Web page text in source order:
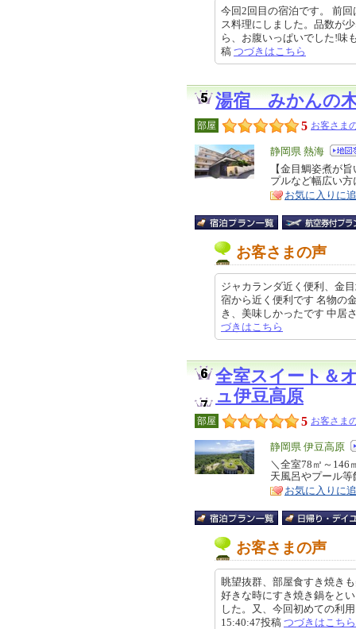
今回2回目の宿泊です。 前
ス料理にしました。品数が
ら、お腹いっぱいでした!
稿 つづきはこちら
湯宿 みかんの
部屋 5 お客さま
エ
リ
ア
静岡県 熱海
特
徴
【金目鯛姿煮が
プルなど幅広い
お気に入りに
お客さまの声
ジャカランダ近く便利、金
宿から近く便利です 名物の
き、美味しかったです 中
づきはこちら
全室スイート＆
ュ伊豆高原
部屋 5 お客さま
エ
リ
ア
静岡県 伊豆高原
特
徴
＼全室78㎡～146
天風呂やプール
お気に入りに
お客さまの声
眺望抜群、部屋食すき焼き
好きな時にすき焼き鍋をと
した。又、今回初めての利
15:40:47投稿 つづきはこちら